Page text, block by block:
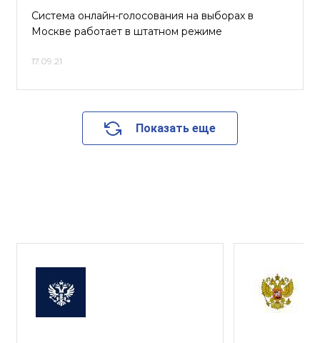
Система онлайн-голосования на выборах в
Москве работает в штатном режиме
17.09.21
Показать еще